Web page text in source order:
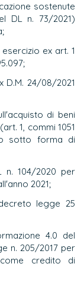
sostenute
DL n. 73/2021)
ex art. 1
24/08/2021
di beni
1, commi 1051
sotto forma di
n. 104/2020 per
2021;
legge 25
4.0 del
n. 205/2017 per
come credito di